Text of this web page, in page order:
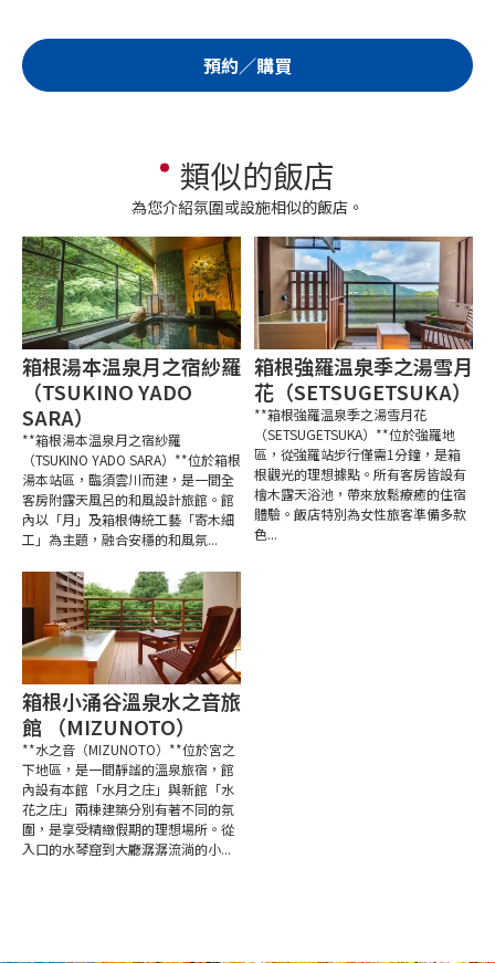
預約／購買
類似的飯店
為您介紹氛圍或設施相似的飯店。
箱根湯本温泉月之宿紗羅
（TSUKINO YADO
SARA）
**箱根湯本温泉月之宿紗羅
（TSUKINO YADO SARA）**位於箱根
湯本站區，臨須雲川而建，是一間全
客房附露天風呂的和風設計旅館。館
內以「月」及箱根傳統工藝「寄木細
工」為主題，融合安穩的和風氛...
箱根強羅温泉季之湯雪月
花（SETSUGETSUKA）
**箱根強羅温泉季之湯雪月花
（SETSUGETSUKA）**位於強羅地
區，從強羅站步行僅需1分鐘，是箱
根觀光的理想據點。所有客房皆設有
檜木露天浴池，帶來放鬆療癒的住宿
體驗。飯店特別為女性旅客準備多款
色...
箱根小涌谷溫泉水之音旅
館 （MIZUNOTO）
**水之音（MIZUNOTO）**位於宮之
下地區，是一間靜謐的溫泉旅宿，館
內設有本館「水月之庄」與新館「水
花之庄」兩棟建築分別有著不同的氛
圍，是享受精緻假期的理想場所。從
入口的水琴窟到大廳潺潺流淌的小...